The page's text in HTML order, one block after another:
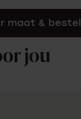
maat & bestel
jou